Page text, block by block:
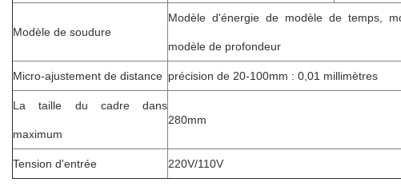
Modèle de soudure
Modèle d'énergie de modèle de temps,
modèle de profondeur
Micro-ajustement de distance précision de 20-100mm : 0,01 millimètres
La taille du cadre dans
maximum
280mm
Tension d'entrée 220V/110V